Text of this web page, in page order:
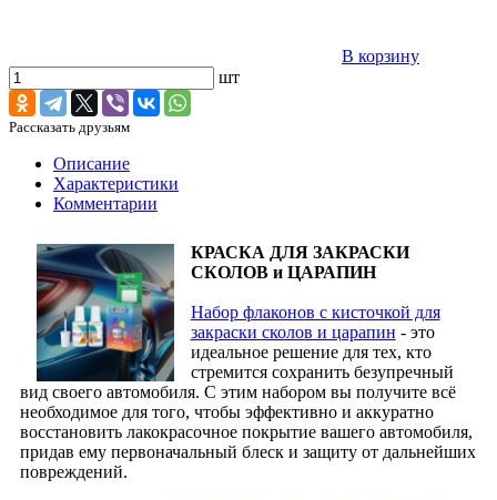
В корзину
шт
Рассказать друзьям
Описание
Характеристики
Комментарии
КРАСКА ДЛЯ ЗАКРАСКИ
СКОЛОВ и ЦАРАПИН
Набор флаконов с кисточкой для
закраски сколов и царапин - это
идеальное решение для тех, кто
стремится сохранить безупречный
вид своего автомобиля. С этим набором вы получите всё
необходимое для того, чтобы эффективно и аккуратно
восстановить лакокрасочное покрытие вашего автомобиля,
придав ему первоначальный блеск и защиту от дальнейших
повреждений.